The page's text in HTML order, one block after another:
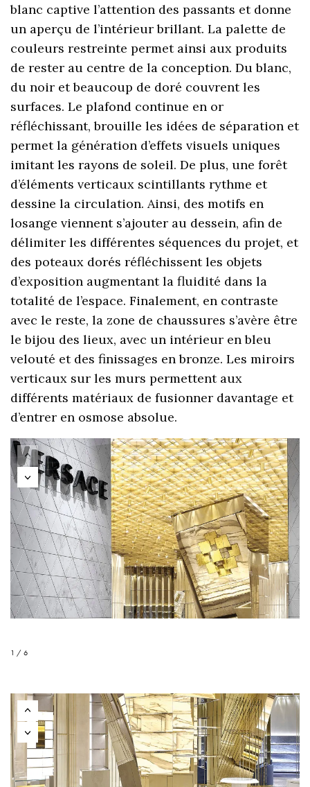
blanc captive l’attention des passants et donne
un aperçu de l’intérieur brillant. La palette de
couleurs restreinte permet ainsi aux produits
de rester au centre de la conception. Du blanc,
du noir et beaucoup de doré couvrent les
surfaces. Le plafond continue en or
réfléchissant, brouille les idées de séparation et
permet la génération d’effets visuels uniques
imitant les rayons de soleil. De plus, une forêt
d’éléments verticaux scintillants rythme et
dessine la circulation. Ainsi, des motifs en
losange viennent s’ajouter au dessein, afin de
délimiter les différentes séquences du projet, et
des poteaux dorés réfléchissent les objets
d’exposition augmentant la fluidité dans la
totalité de l’espace. Finalement, en contraste
avec le reste, la zone de chaussures s’avère être
le bijou des lieux, avec un intérieur en bleu
velouté et des finissages en bronze. Les miroirs
verticaux sur les murs permettent aux
différents matériaux de fusionner davantage et
d’entrer en osmose absolue.
1 / 6